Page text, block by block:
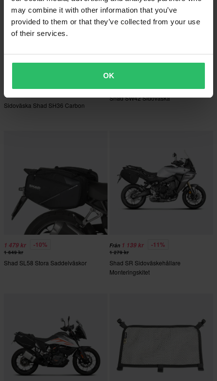
may combine it with other information that you’ve
provided to them or that they’ve collected from your use
of their services.
OK
Sidoväska Shad SH36 Carbon
2 249 kr
Shad SW42 Sidoväska
1 479 kr -10%
1 649 kr
Shad SL58 Stora Saddelväskor
Från 1 139 kr -11%
1 279 kr
Shad SR Sidoväskehållare
Monteringskitet